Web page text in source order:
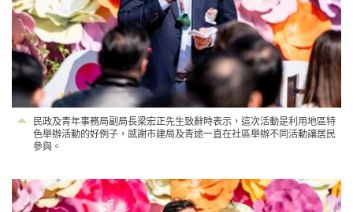
民政及青年事務局副局長梁宏正先生致辭時表示，這次活動是利用地區特
色舉辦活動的好例子，感謝市建局及青途一直在社區舉辦不同活動讓居民
參與。